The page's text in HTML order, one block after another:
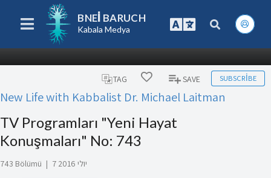
BNEI BARUCH
Kabala Medya
TAG SAVE SUBSCRIBE
New Life with Kabbalist Dr. Michael Laitman
TV Programları "Yeni Hayat
Konuşmaları" No: 743
743 Bölümü | 7 יולי 2016